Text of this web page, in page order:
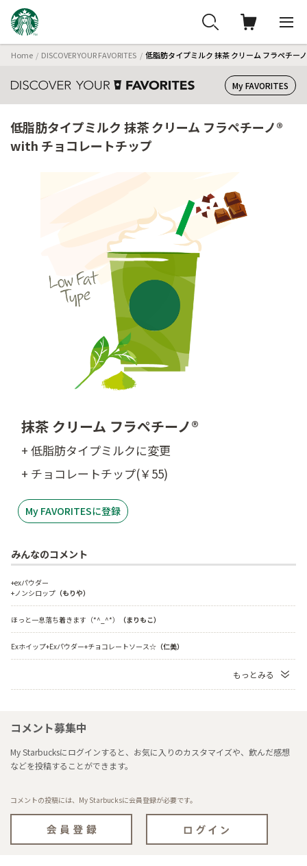
Home DISCOVER YOUR FAVORITES 低脂肪タイプミルク 抹茶 クリーム フラペチー
My FAVORITES
低脂肪タイプミルク 抹茶 クリーム フラペチーノ®
with チョコレートチップ
抹茶 クリーム フラペチーノ®
+ 低脂肪タイプミルクに変更
+ チョコレートチップ(￥55)
My FAVORITESに登録
みんなのコメント
+exパウダー
+ノンシロップ （もりや）
ほっと一息落ち着きます（*^_^*） （まりもこ）
Exホイップ+Exパウダー+チョコレートソース☆ （仁美）
もっとみる
コメント募集中
My Starbucksにログインすると、お気に入りのカスタマイズや、飲んだ感想
などを投稿することができます。
コメントの投稿には、My Starbucksに会員登録が必要です。